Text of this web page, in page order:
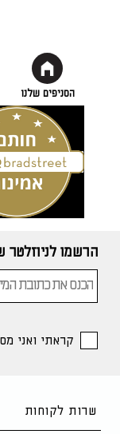
הסניפים שלנו
הרשמו לניוזלטר
קראתי ואני
שרות לקוחות